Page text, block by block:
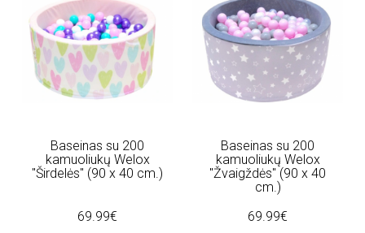
Baseinas su 200
kamuoliukų Welox
"Širdelės" (90 x 40 cm.)
69.99€
Baseinas su 200
kamuoliukų Welox
"Žvaigždės" (90 x 40
cm.)
69.99€